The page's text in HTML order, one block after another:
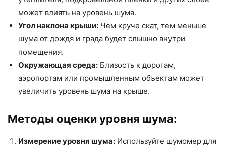
может влиять на уровень шума.
Угол наклона крыши: Чем круче скат, тем меньше
шума от дождя и града будет слышно внутри
помещения.
Окружающая среда: Близость к дорогам,
аэропортам или промышленным объектам может
увеличить уровень шума на крыше.
Методы оценки уровня шума:
Измерение уровня шума: Используйте шумомер для